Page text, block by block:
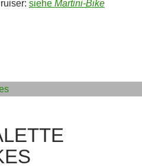
siehe Martini-Bike